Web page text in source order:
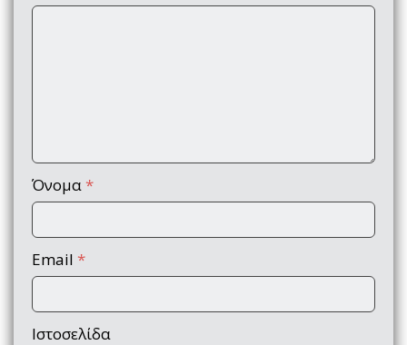
Όνομα *
Email *
Ιστοσελίδα